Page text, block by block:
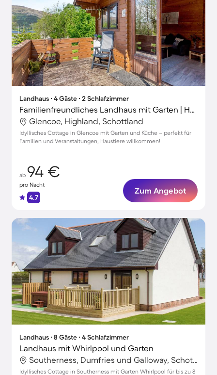
Landhaus ∙ 4 Gäste ∙ 2 Schlafzimmer
Familienfreundliches Landhaus mit Garten | Haustiere sind willkommen
Glencoe, Highland, Schottland
Idyllisches Cottage in Glencoe mit Garten und Küche – perfekt für
Familien und Veranstaltungen, Haustiere willkommen!
ab 94 €
pro Nacht
4.7
Zum Angebot
Landhaus ∙ 8 Gäste ∙ 4 Schlafzimmer
Landhaus mit Whirlpool und Garten
Southerness, Dumfries und Galloway, Schottland
Idyllisches Cottage in Southerness mit Garten Whirlpool für bis zu 8